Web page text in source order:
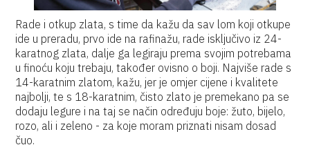
Rade i otkup zlata, s time da kažu da sav lom koji otkupe
ide u preradu, prvo ide na rafinažu, rade isključivo iz 24-
karatnog zlata, dalje ga legiraju prema svojim potrebama
u finoću koju trebaju, također ovisno o boji. Najviše rade s
14-karatnim zlatom, kažu, jer je omjer cijene i kvalitete
najbolji, te s 18-karatnim, čisto zlato je premekano pa se
dodaju legure i na taj se način određuju boje: žuto, bijelo,
rozo, ali i zeleno - za koje moram priznati nisam dosad
čuo.